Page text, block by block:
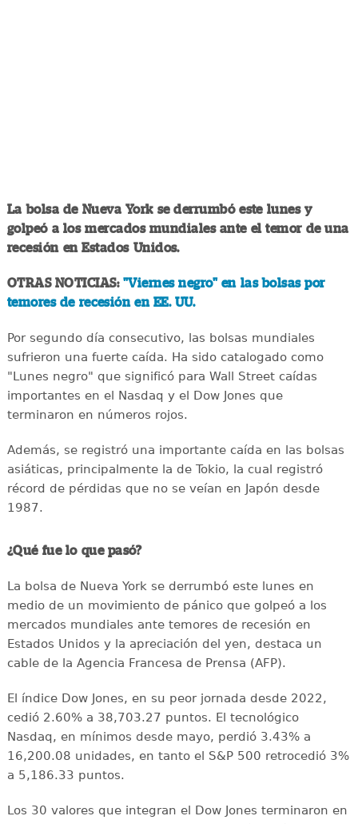
La bolsa de Nueva York se derrumbó este lunes y
golpeó a los mercados mundiales ante el temor de una
recesión en Estados Unidos.
OTRAS NOTICIAS: "Viernes negro" en las bolsas por
temores de recesión en EE. UU.
Por segundo día consecutivo, las bolsas mundiales
sufrieron una fuerte caída. Ha sido catalogado como
"Lunes negro" que significó para Wall Street caídas
importantes en el Nasdaq y el Dow Jones que
terminaron en números rojos.
Además, se registró una importante caída en las bolsas
asiáticas, principalmente la de Tokio, la cual registró
récord de pérdidas que no se veían en Japón desde
1987.
¿Qué fue lo que pasó?
La bolsa de Nueva York se derrumbó este lunes en
medio de un movimiento de pánico que golpeó a los
mercados mundiales ante temores de recesión en
Estados Unidos y la apreciación del yen, destaca un
cable de la Agencia Francesa de Prensa (AFP).
El índice Dow Jones, en su peor jornada desde 2022,
cedió 2.60% a 38,703.27 puntos. El tecnológico
Nasdaq, en mínimos desde mayo, perdió 3.43% a
16,200.08 unidades, en tanto el S&P 500 retrocedió 3%
a 5,186.33 puntos.
Los 30 valores que integran el Dow Jones terminaron en